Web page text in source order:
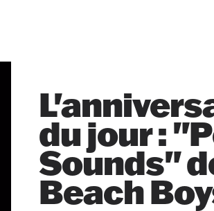
du jour :
Sounds"
Beach